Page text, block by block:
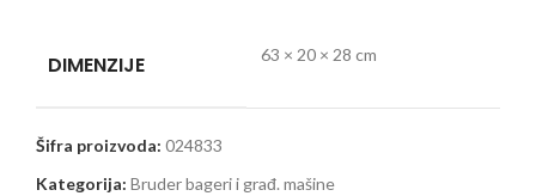
DIMENZIJE 63 × 20 × 28 cm
Šifra proizvoda: 024833
Kategorija: Bruder bageri i građ. mašine